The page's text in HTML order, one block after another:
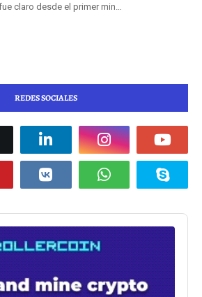
claro desde el primer min…
REDES SOCIALES